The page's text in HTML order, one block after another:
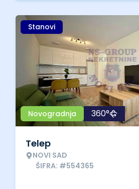
Stanovi
Novogradnja 360°
Telep
NOVI SAD
ŠIFRA: #554365